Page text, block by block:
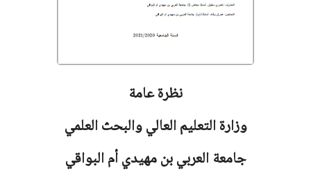
نظرة عامة
وزارة التعليم العالي والبحث العلمي
جامعةالعربي بن مهيدي أم البواقي